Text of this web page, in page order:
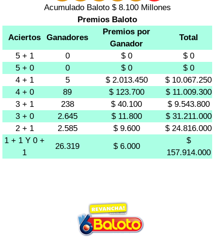
Acumulado Baloto $ 8.100 Millones
Premios Baloto
Aciertos
Ganadores
Premios por
Ganador
Total
5 + 1
0 $ 0
$ 0
5 + 0
0 $ 0
$ 0
4 + 1
5 $ 2.013.450
$ 10.067.250
4 + 0
89 $ 123.700
$ 11.009.300
3 + 1
238 $ 40.100
$ 9.543.800
3 + 0
2.645 $ 11.800
$ 31.211.000
2 + 1
2.585 $ 9.600
$ 24.816.000
1 + 1 Y 0 +
1
26.319 $ 6.000
$
157.914.000